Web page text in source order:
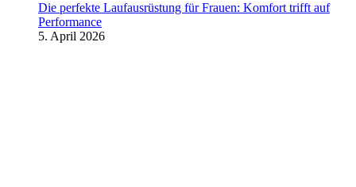
Die perfekte Laufausrüstung für Frauen: Komfort trifft auf
Performance
5. April 2026